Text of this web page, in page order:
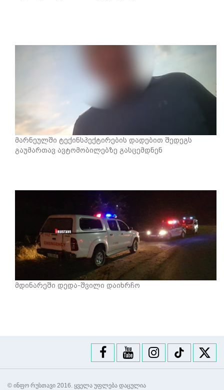
მარნეულში ტექინსპექტირების დადებით შედეგს
გაუმართავ ავტომობილებზე გასცემდნენ
მდინარეში დედა-შვილი დაიხრჩო
© ინფო რუსთავი 2016. ყველა უფლება დაცულია